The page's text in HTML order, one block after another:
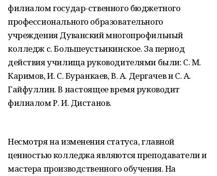
филиалом государ-ственного бюджетного
профессионального образовательного
учреждения Дуванский многопрофильный
колледж с. Большеустьикинское. За период
действия училища руководителями были: С. М.
Каримов, И. С. Буранкаев, В. А. Дергачев и С. А.
Гайфуллин. В настоящее время руководит
филиалом Р. И. Дистанов.
Несмотря на изменения статуса, главной
ценностью колледжа являются преподаватели и
мастера производственного обучения. На